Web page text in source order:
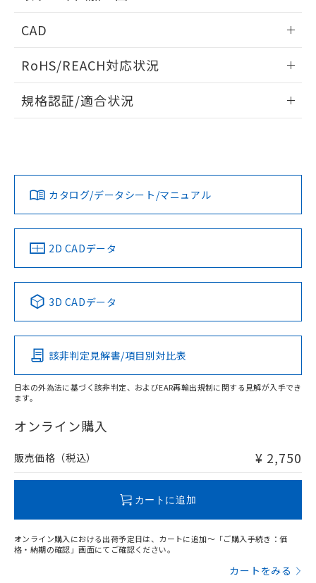
CAD
ドすることができます。
ログイン/会員登録
ダウンロードデータをご利用いただく前に、以下を必ずお読
みください。
ソフトウェアの使用条件
RoHS/REACH対応状況
EU RoHS 注意事項・凡例
対応済み
中国 RoHS 注意事項・凡例
Pb Hg Cd Cr(VI)
O
在庫等で未対応品が混在する可能性があります。
問い合わせください。
規格認証/適合状況
LR型式承認
（イギリス
船舶規格）
DNV型式承認
（ノルウェー
BV型式承認
（フランス
KR型式
（韓国
No No No No
この製品の規格認証/適合状況ページへ
その他の認証はこちらのページからご検索ください
カタログ/データシート/マニュアル
2D CADデータ
3D CADデータ
該非判定見解書/項目別対比表
日本の外為法に基づく該非判定、およびEAR再輸出規制に関する見解が入手でき
ます。
オンライン購入
販売価格（税込） ¥ 2,750
カートに追加
オンライン購入における出荷予定日は、カートに追加～「ご購入手続き：価
格・納期の確認」画面にてご確認ください。
カートをみる
物質の対応では、対応完了までの期間は出
既に当社にて対応品への在庫切替を完了
していることから、特段のことがない限
り、2022年1月12日より割愛しておりま
す。